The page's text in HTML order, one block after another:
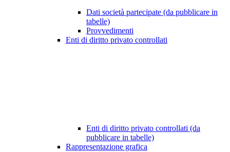
Dati società partecipate (da pubblicare in
tabelle)
Provvedimenti
Enti di diritto privato controllati
Enti di diritto privato controllati (da
pubblicare in tabelle)
Rappresentazione grafica